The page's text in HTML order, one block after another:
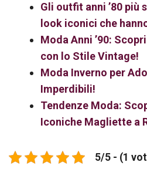
Gli outfit anni ’80 più
look iconici che
Moda Anni ’90:
con lo Stile Vintage!
Moda Inverno per
Imperdibili!
Tendenze Moda:
Iconiche Magliette a
5/5 - (1